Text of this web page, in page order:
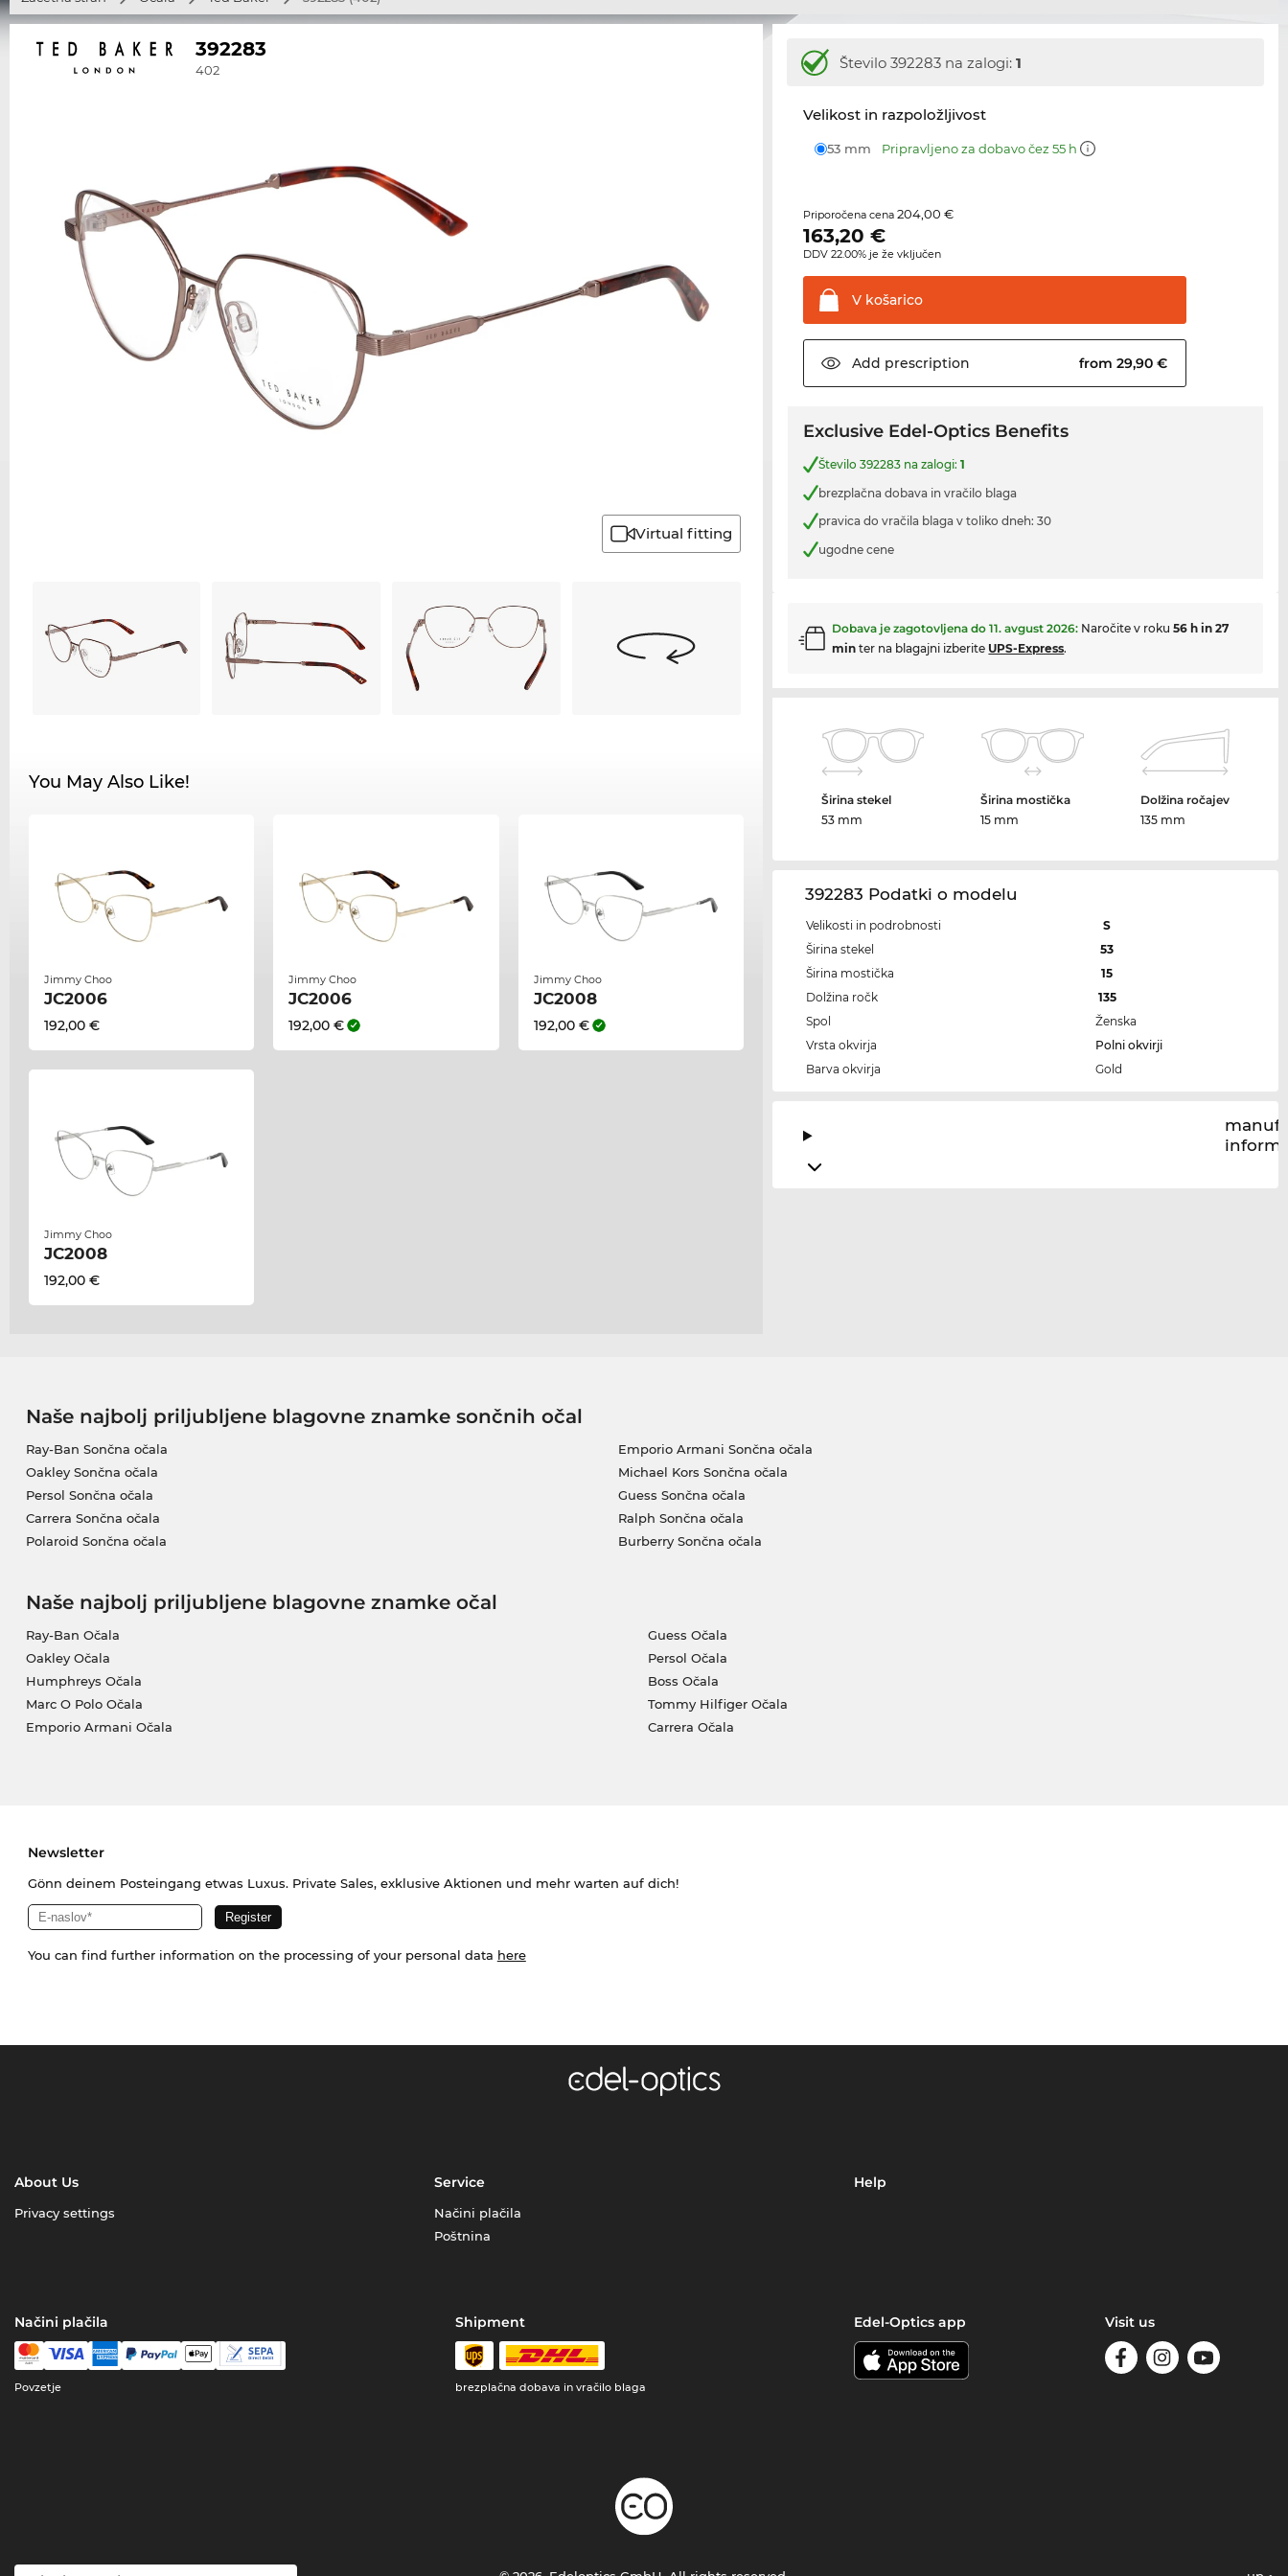
392283
402
Virtual fitting
You May Also Like!
Jimmy Choo
JC2006
192,00 €
Jimmy Choo
JC2006
192,00 €
Jimmy Choo
JC2008
192,00 €
Jimmy Choo
JC2008
192,00 €
Število 392283 na zalogi:1
Velikost in razpoložljivost
53 mm Pripravljeno za dobavo čez 55 h
Priporočena cena204,00 €
163,20 €
DDV 22.00% je že vključen
V košarico
Add prescription from 29,90 €
Exclusive Edel-Optics Benefits
Število 392283 na zalogi:1
brezplačna dobava in vračilo blaga
pravica do vračila blaga v toliko dneh: 30
ugodne cene
Dobava je zagotovljena do11. avgust 2026: Naročite v roku56 h in 27
min ter na blagajni izberite UPS-Express.
Širina stekel
53 mm
Širina mostička
15 mm
Dolžina ročajev
135 mm
392283 Podatki o modelu
Velikosti in podrobnosti
S
Širina stekel
53
Širina mostička
15
Dolžina ročk
135
Spol
Ženska
Vrsta okvirja
Polni okvirji
Barva okvirja
Gold
Naše najbolj priljubljene blagovne znamke sončnih očal
Ray-Ban Sončna očala
Oakley Sončna očala
Persol Sončna očala
Carrera Sončna očala
Polaroid Sončna očala
Emporio Armani Sončna očala
Michael Kors Sončna očala
Guess Sončna očala
Ralph Sončna očala
Burberry Sončna očala
Naše najbolj priljubljene blagovne znamke očal
Ray-Ban Očala
Oakley Očala
Humphreys Očala
Marc O Polo Očala
Emporio Armani Očala
Guess Očala
Persol Očala
Boss Očala
Tommy Hilfiger Očala
Carrera Očala
Newsletter
Gönn deinem Posteingang etwas Luxus. Private Sales, exklusive Aktionen und mehr warten auf dich!
You can find further information on the processing of your personal data here
About Us
Privacy settings
Service
Načini plačila
Poštnina
Help
Načini plačila
Povzetje
Shipment
brezplačna dobava in vračilo blaga
Edel-Optics app Visit us